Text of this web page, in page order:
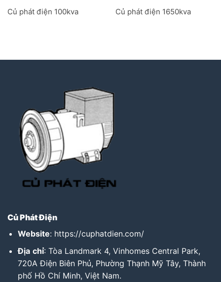
Củ phát điện 100kva Củ phát điện 1650kva
Củ Phát Điện
Website: https://cuphatdien.com/
Địa chỉ: Tòa Landmark 4, Vinhomes Central Park,
720A Điện Biên Phủ, Phường Thạnh Mỹ Tây, Thành
phố Hồ Chí Minh, Việt Nam.